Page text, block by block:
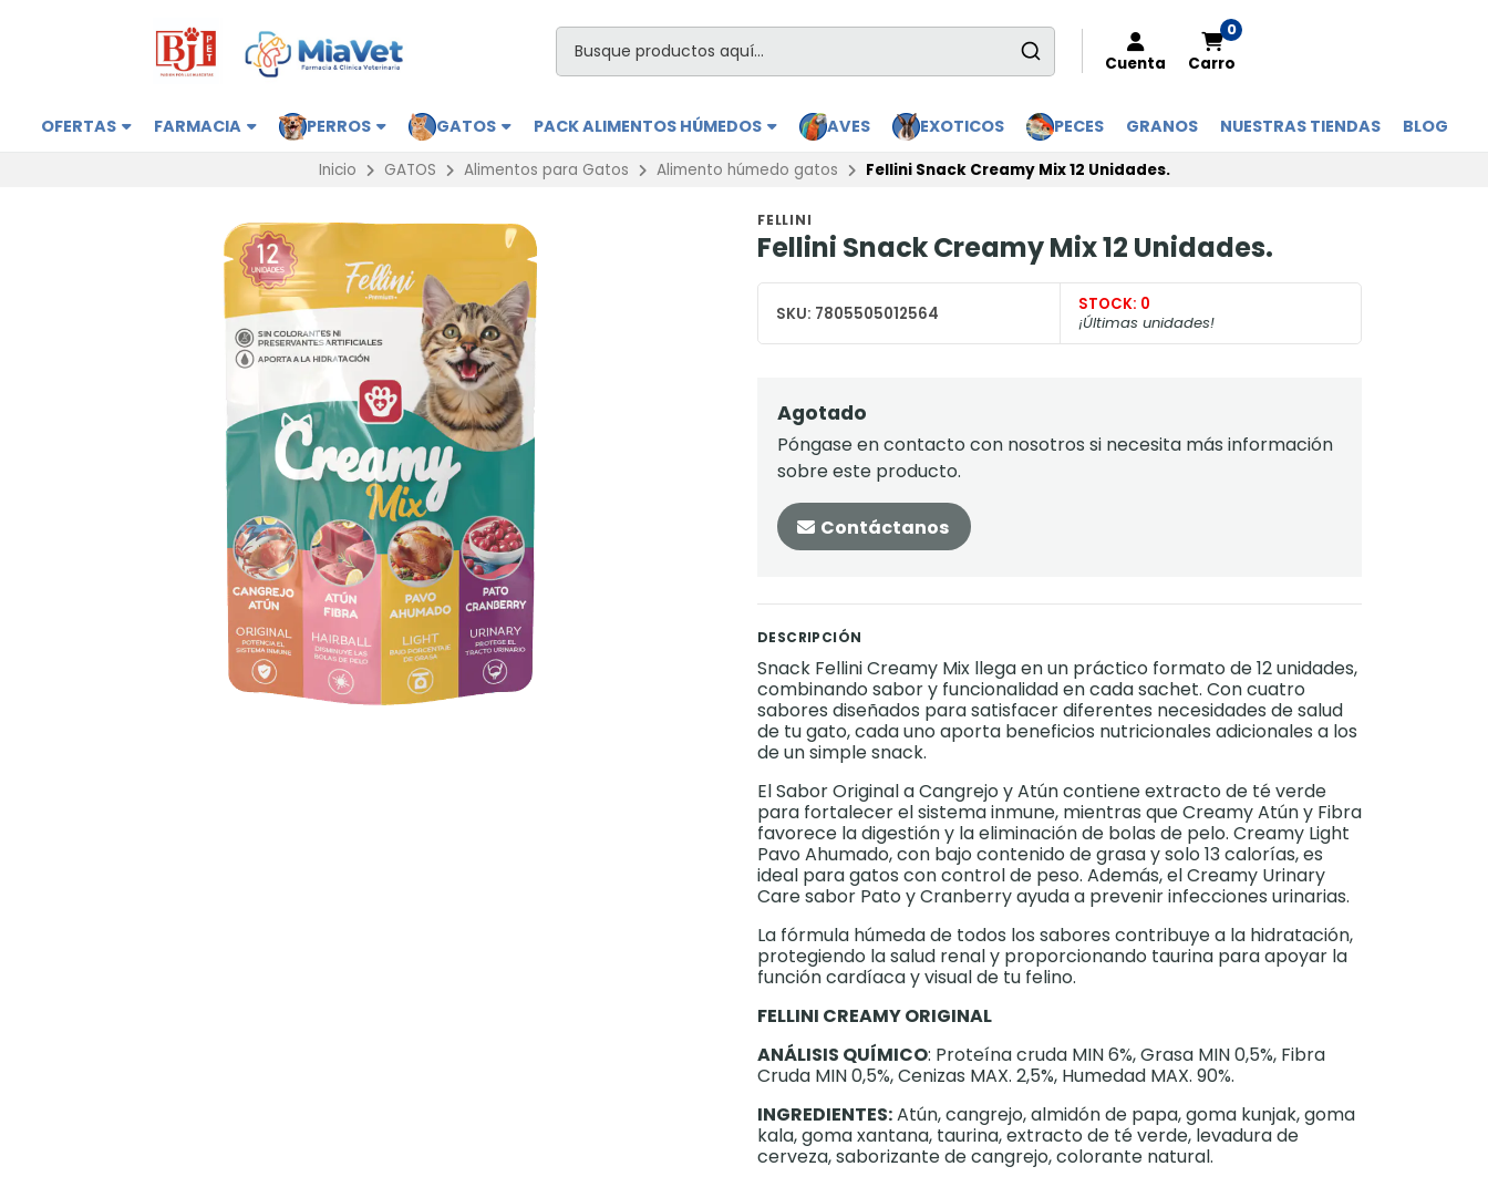
Cuenta
0
Carro
OFERTAS FARMACIA PERROS GATOS PACK ALIMENTOS HÚMEDOS AVES EXOTICOS PECES GRANOS NUESTRAS TIENDAS BLOG
Inicio GATOS Alimentos para Gatos Alimento húmedo gatos Fellini Snack Creamy Mix 12 Unidades.
FELLINI
Fellini Snack Creamy Mix 12 Unidades.
SKU: 7805505012564 STOCK: 0
¡Últimas unidades!
Agotado
Póngase en contacto con nosotros si necesita más información
sobre este producto.
Contáctanos
DESCRIPCIÓN
Snack Fellini Creamy Mix llega en un práctico formato de 12 unidades,
combinando sabor y funcionalidad en cada sachet. Con cuatro
sabores diseñados para satisfacer diferentes necesidades de salud
de tu gato, cada uno aporta beneficios nutricionales adicionales a los
de un simple snack.
El Sabor Original a Cangrejo y Atún contiene extracto de té verde
para fortalecer el sistema inmune, mientras que Creamy Atún y Fibra
favorece la digestión y la eliminación de bolas de pelo. Creamy Light
Pavo Ahumado, con bajo contenido de grasa y solo 13 calorías, es
ideal para gatos con control de peso. Además, el Creamy Urinary
Care sabor Pato y Cranberry ayuda a prevenir infecciones urinarias.
La fórmula húmeda de todos los sabores contribuye a la hidratación,
protegiendo la salud renal y proporcionando taurina para apoyar la
función cardíaca y visual de tu felino.
FELLINI CREAMY ORIGINAL
ANÁLISIS QUÍMICO: Proteína cruda MIN 6%, Grasa MIN 0,5%, Fibra
Cruda MIN 0,5%, Cenizas MAX. 2,5%, Humedad MAX. 90%.
INGREDIENTES:Atún, cangrejo, almidón de papa, goma kunjak, goma
kala, goma xantana, taurina, extracto de té verde, levadura de
cerveza, saborizante de cangrejo, colorante natural.